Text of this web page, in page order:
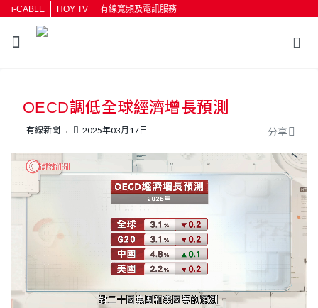
i-CABLE HOY TV 有線寬頻及電訊服務
按輸入鍵開始搜尋
OECD調低全球經濟增長預測
有線新聞 2025年03月17日 分享